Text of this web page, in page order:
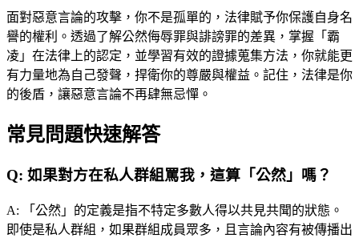
面對惡意言論的攻擊，你不是孤單的，法律賦予你保護自身名
譽的權利。透過了解公然侮辱罪與誹謗罪的差異，掌握「霸
凌」在法律上的認定，並學習有效的證據蒐集方法，你就能更
有力量地為自己發聲，捍衛你的尊嚴與權益。記住，法律是你
的後盾，讓惡意言論不再肆無忌憚。
常見問題快速解答
Q: 如果對方在私人群組罵我，這算「公然」嗎？
A:
「公然」的定義是指不特定多數人得以共見共聞的狀態。
即使是私人群組，如果群組成員眾多，且言論內容有被傳播出